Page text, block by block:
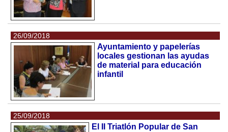
26/09/2018
Ayuntamiento y papelerías
locales gestionan las ayudas
de material para educación
infantil
25/09/2018
El II Triatlón Popular de San